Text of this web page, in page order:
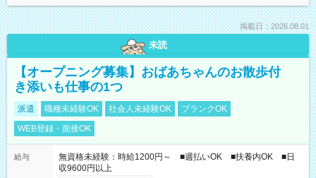
掲載日：2026.08.01
未読
【オープニング募集】おばあちゃんのお散歩付
き添いも仕事の1つ
派遣 職種未経験OK 社会人未経験OK
ブランクOK
WEB登録・面接OK
給与
無資格未経験：時給1200円～ ■週払いOK ■扶養内OK ■日
収9600円以上